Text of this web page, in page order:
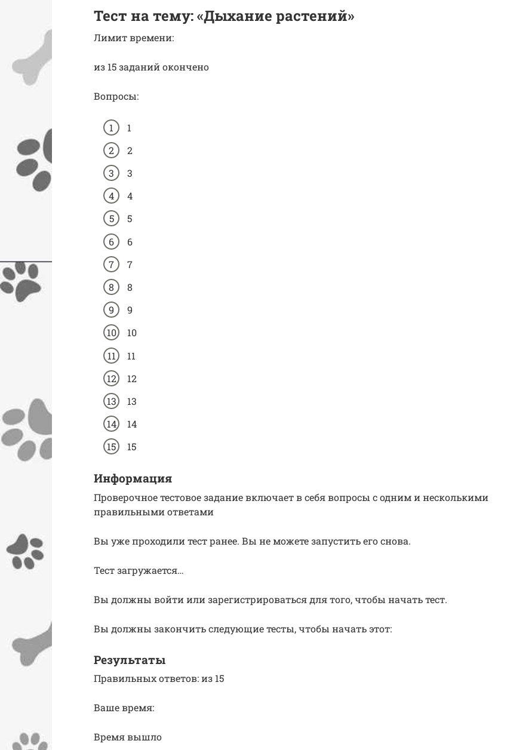
Тест на тему: «Дыхание растений»
Лимит времени:
из 15 заданий окончено
Вопросы:
1
2
3
4
5
6
7
8
9
10
11
12
13
14
15
Информация
Проверочное тестовое задание включает в себя вопросы с одним и несколькими
правильными ответами
Вы уже проходили тест ранее. Вы не можете запустить его снова.
Тест загружается…
Вы должны войти или зарегистрироваться для того, чтобы начать тест.
Вы должны закончить следующие тесты, чтобы начать этот:
Результаты
Правильных ответов: из 15
Ваше время:
Время вышло